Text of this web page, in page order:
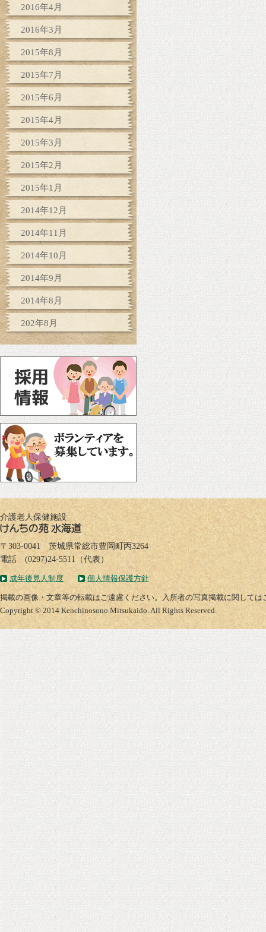
2016年4月
2016年3月
2015年8月
2015年7月
2015年6月
2015年4月
2015年3月
2015年2月
2015年1月
2014年12月
2014年11月
2014年10月
2014年9月
2014年8月
202年8月
介護老人保健施設
〒303-0041 茨城県常総市豊岡町丙3264
電話 (0297)24-5511（代表）
成年後見人制度 個人情報保護方針
掲載の画像・文章等の転載はご遠慮ください。入所者の写真掲載に関して
Copyright © 2014 Kenchinosono Mitsukaido. All Rights Reserved.